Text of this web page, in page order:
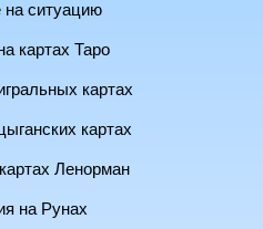
на ситуацию
картах Таро
картах
картах
Ленорман
на Рунах